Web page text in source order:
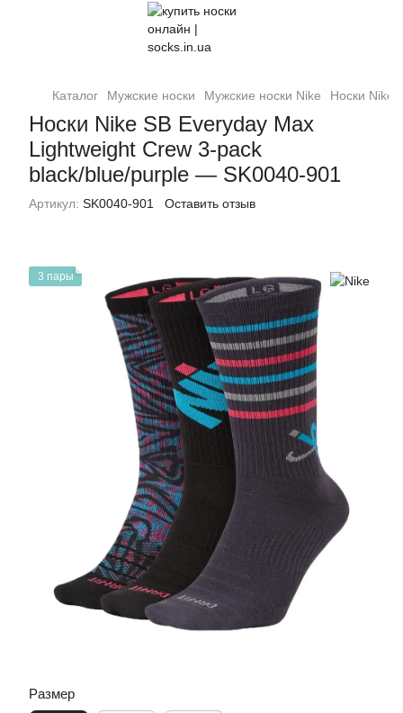
Каталог Мужские носки Мужские носки Nike Носки Nike
Носки Nike SB Everyday Max
Lightweight Crew 3-pack
black/blue/purple — SK0040-901
Артикул: SK0040-901 Оставить отзыв
3 пары
Размер